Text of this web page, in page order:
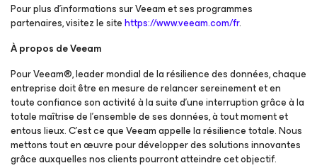
Pour plus d’informations sur Veeam et ses programmes
partenaires, visitez le sitehttps://www.veeam.com/fr.
À propos de Veeam
Pour Veeam®, leader mondial de la résilience des données, chaque
entreprise doit être en mesure de relancer sereinement et en
toute confiance son activité à la suite d’une interruption grâce à la
totale maîtrise de l’ensemble de ses données, à tout moment et
entous lieux. C’est ce que Veeam appelle la résilience totale. Nous
mettons tout en œuvre pour développer des solutions innovantes
grâce auxquelles nos clients pourront atteindre cet objectif.